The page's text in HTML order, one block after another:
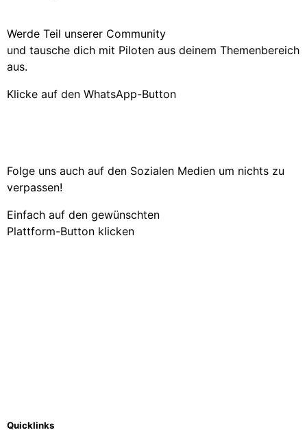
Werde Teil unserer Community
und tausche dich mit Piloten aus deinem Themenbereich
aus.
Klicke auf den WhatsApp-Button
Folge uns auch auf den Sozialen Medien um nichts zu
verpassen!
Einfach auf den gewünschten
Plattform-Button klicken
Quicklinks